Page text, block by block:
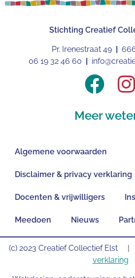
Stichting Creatief
Pr. Irenestraat 49 |
06 19 32 46 60 |
Meer
Algemene voorwaarden
Disclaimer & privacy verklaring
Docenten & vrijwilligers
Meedoen Nieuws
(c) 2023 Creatief Collectief Elst |
verklaring